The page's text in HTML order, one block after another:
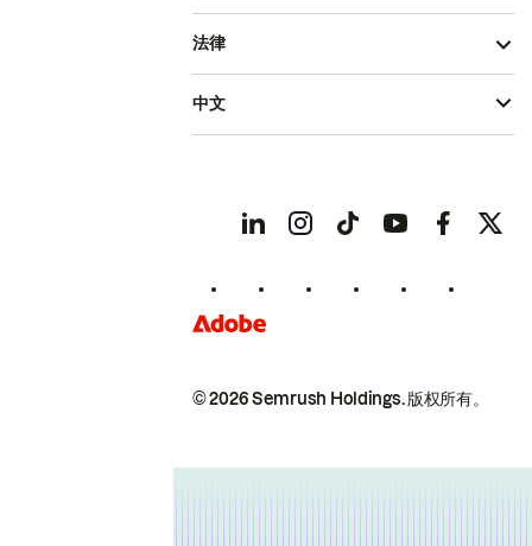
© 2026 Semrush Holdings.版权所有。
法律
中文